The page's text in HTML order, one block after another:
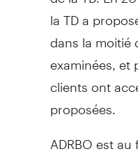
la TD a
dans la moitié
examinées, et
clients ont
proposées.
ADRBO est